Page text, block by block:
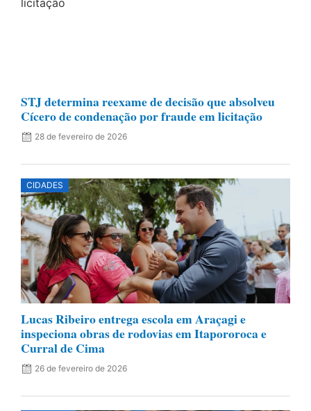
STJ determina reexame de decisão que absolveu
Cícero de condenação por fraude em licitação
28 de fevereiro de 2026
CIDADES
Lucas Ribeiro entrega escola em Araçagi e
inspeciona obras de rodovias em Itapororoca e
Curral de Cima
26 de fevereiro de 2026